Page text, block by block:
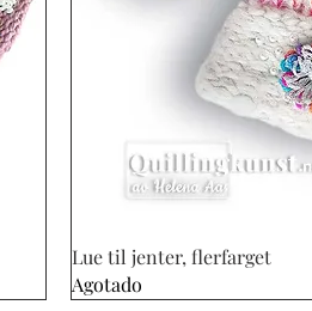
Vista
Lue til jenter, flerfarget
Agotado